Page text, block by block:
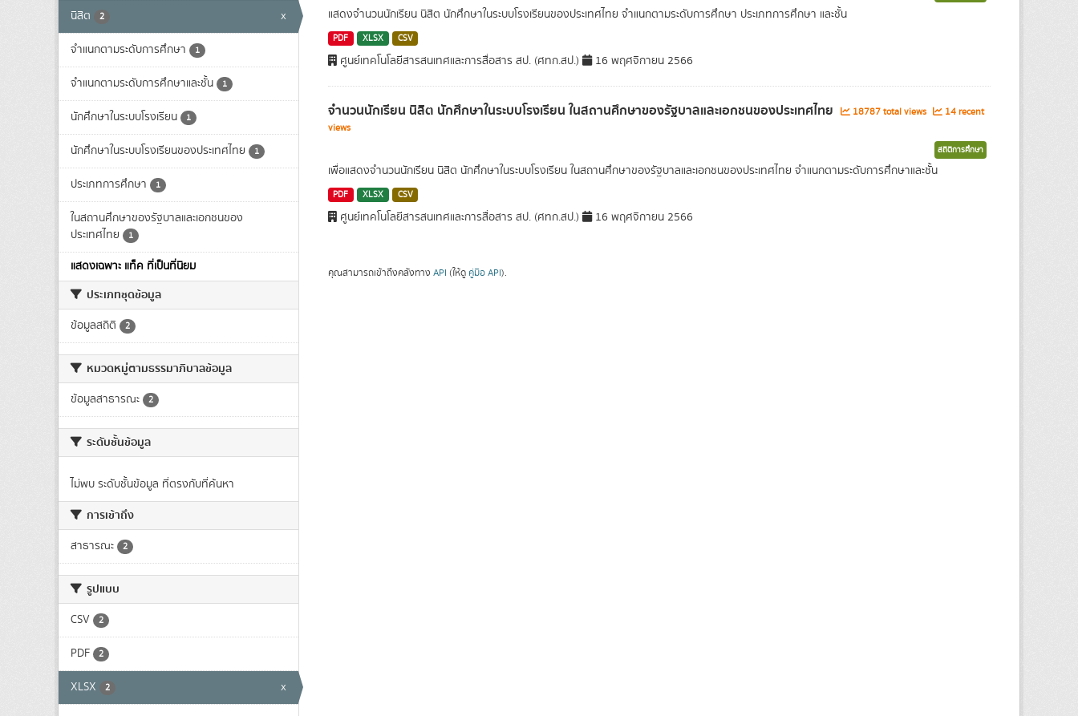
นิสิต 2 x
จำแนกตามระดับการศึกษา 1
จำแนกตามระดับการศึกษาและชั้น 1
นักศึกษาในระบบโรงเรียน 1
นักศึกษาในระบบโรงเรียนของประเทศไทย 1
ประเภทการศึกษา 1
ในสถานศึกษาของรัฐบาลและเอกชนของ
ประเทศไทย
1
แสดงเฉพาะ แท็ค ที่เป็นที่นิยม
ประเภทชุดข้อมูล
ข้อมูลสถิติ 2
หมวดหมู่ตามธรรมาภิบาลข้อมูล
ข้อมูลสาธารณะ 2
ระดับชั้นข้อมูล
ไม่พบ ระดับชั้นข้อมูล ที่ตรงกับที่ค้นหา
การเข้าถึง
สาธารณะ 2
รูปแบบ
CSV 2
PDF 2
XLSX 2 x
แสดงจำนวนนักเรียน นิสิต นักศึกษาในระบบโรงเรียนของประเทศไทย จำแนกตามระดับการศึกษา ประเภทการศึกษา และชั้น
PDF XLSX CSV
ศูนย์เทคโนโลยีสารสนเทศและการสื่อสาร สป. (ศทก.สป.) 16 พฤศจิกายน 2566
จำนวนนักเรียน นิสิต นักศึกษาในระบบโรงเรียน ในสถานศึกษาของรัฐบาลและเอกชนของประเทศไทย 18787 total views
14 recent
views
สถิติการศึกษา
เพื่อแสดงจำนวนนักเรียน นิสิต นักศึกษาในระบบโรงเรียน ในสถานศึกษาของรัฐบาลและเอกชนของประเทศไทย จำแนกตามระดับการศึกษาและชั้น
PDF XLSX CSV
ศูนย์เทคโนโลยีสารสนเทศและการสื่อสาร สป. (ศทก.สป.) 16 พฤศจิกายน 2566
คุณสามารถเข้าถึงคลังทาง API (ให้ดู คู่มือ API).